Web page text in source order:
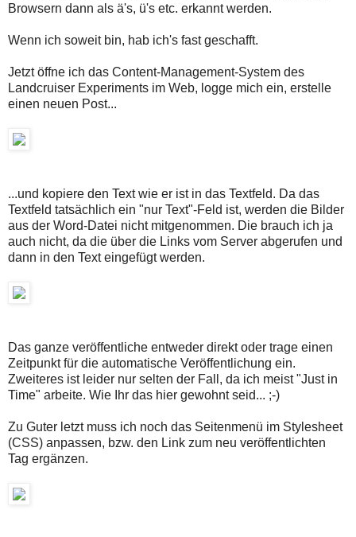
Browsern dann als ä's, ü's etc. erkannt werden.
Wenn ich soweit bin, hab ich's fast geschafft.
Jetzt öffne ich das Content-Management-System des
Landcruiser Experiments im Web, logge mich ein, erstelle
einen neuen Post...
...und kopiere den Text wie er ist in das Textfeld. Da das
Textfeld tatsächlich ein "nur Text"-Feld ist, werden die Bilder
aus der Word-Datei nicht mitgenommen. Die brauch ich ja
auch nicht, da die über die Links vom Server abgerufen und
dann in den Text eingefügt werden.
Das ganze veröffentliche entweder direkt oder trage einen
Zeitpunkt für die automatische Veröffentlichung ein.
Zweiteres ist leider nur selten der Fall, da ich meist "Just in
Time" arbeite. Wie Ihr das hier gewohnt seid... ;-)
Zu Guter letzt muss ich noch das Seitenmenü im Stylesheet
(CSS) anpassen, bzw. den Link zum neu veröffentlichten
Tag ergänzen.